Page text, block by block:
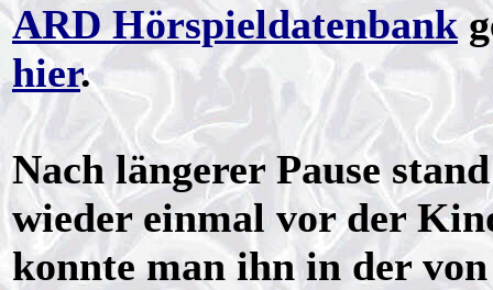
ARD Hörspieldatenbank
hier.
Nach längerer Pause
wieder einmal vor der
konnte man ihn in der